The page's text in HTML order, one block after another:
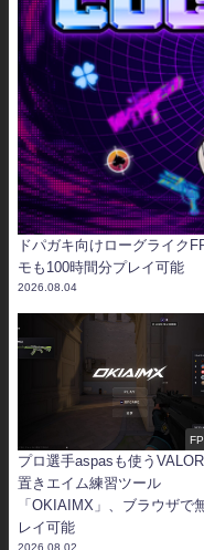
ドパガキ向けローグライク
モも100時間分プレイ可能
2026.08.04
プロ選手aspasも使う
置きエイム練習ツール
「OKIAIMX」、ブラウザで
レイ可能
2026.08.02